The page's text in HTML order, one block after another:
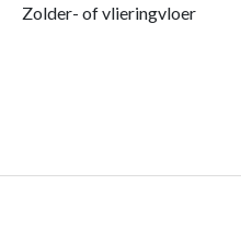
Zolder- of vlieringvloer